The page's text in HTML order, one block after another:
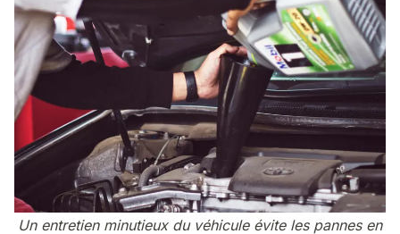
Un entretien minutieux du véhicule évite les pannes en